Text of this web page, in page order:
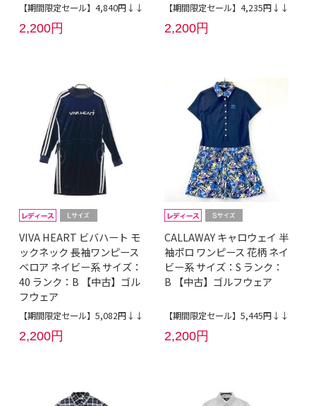
【期間限定セール】4,840円↓↓
2,200円
【期間限定セール】4,235円↓↓
2,200円
VIVA HEART ビバハート モ
ックネック 長袖ワンピース
ベロア ネイビー系 サイズ：
40 ランク：B 【中古】ゴル
フウェア
【期間限定セール】5,082円↓↓
2,200円
CALLAWAY キャロウェイ 半
袖ポロ ワンピース 花柄 ネイ
ビー系 サイズ：S ランク：
B 【中古】ゴルフウェア
【期間限定セール】5,445円↓↓
2,200円